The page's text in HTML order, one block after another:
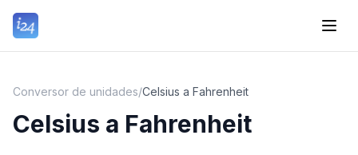
Conversor de unidades/Celsius a Fahrenheit
Celsius a Fahrenheit